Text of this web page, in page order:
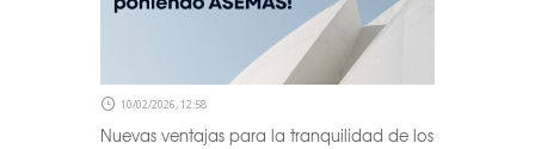
10/02/2026, 12:58
Nuevas ventajas para la tranquilidad de los